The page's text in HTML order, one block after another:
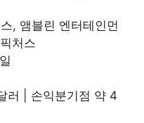
, 앰블린 엔터테인먼
처스
러 | 손익분기점 약 4